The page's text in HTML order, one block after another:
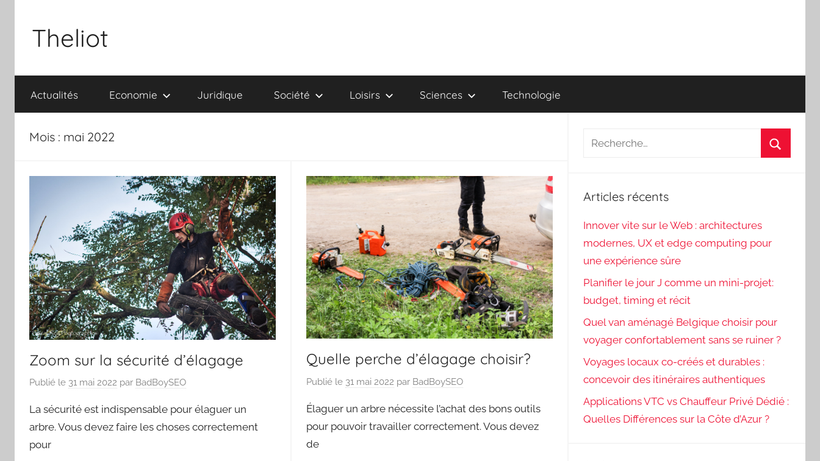
contenu
Theliot
Actualités Economie Juridique Société Loisirs Sciences Technologie
Mois : mai 2022
Zoom sur la sécurité d’élagage
Publié le 31 mai 2022 par BadBoySEO
La sécurité est indispensable pour élaguer un
arbre. Vous devez faire les choses correctement
pour
Quelle perche d’élagage choisir?
Publié le 31 mai 2022 par BadBoySEO
Élaguer un arbre nécessite l’achat des bons outils
pour pouvoir travailler correctement. Vous devez
de
Recherche
Articles récents
Innover vite sur le Web : architectures
modernes, UX et edge computing pour
une expérience sûre
Planifier le jour J comme un mini-projet:
budget, timing et récit
Quel van aménagé Belgique choisir pour
voyager confortablement sans se ruiner ?
Voyages locaux co-créés et durables :
concevoir des itinéraires authentiques
Applications VTC vs Chauffeur Privé Dédié :
Quelles Différences sur la Côte d’Azur ?